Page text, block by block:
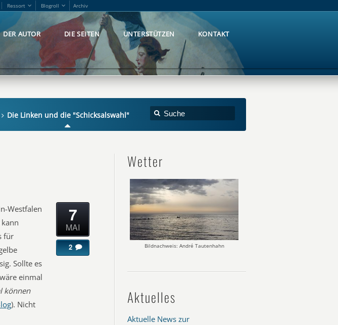
Ressort Blogroll Archiv
DER AUTOR DIE SEITEN UNTERSTÜTZEN KONTAKT
Die Linken und die "Schicksalswahl"
Westfalen
für
Sollte es
einmal
können
). Nicht
7
MAI
2
Wetter
Bildnachweis: André Tautenhahn
Aktuelles
Aktuelle News zur
Ressort Blogroll Archiv
DER AUTOR DIE SEITEN UNTERSTÜTZEN KONTAKT